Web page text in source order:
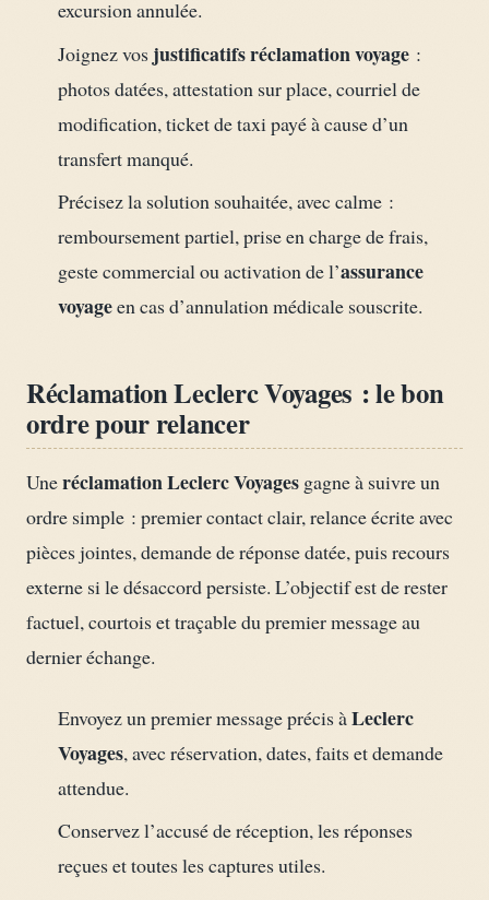
excursion annulée.
Joignez vos justificatifs réclamation voyage:
photos datées, attestation sur place, courriel de
modification, ticket de taxi payé à cause d’un
transfert manqué.
Précisez la solution souhaitée, avec calme :
remboursement partiel, prise en charge de frais,
geste commercial ou activation de l’assurance
voyageen cas d’annulation médicale souscrite.
Réclamation Leclerc Voyages : le bon
ordre pour relancer
Uneréclamation Leclerc Voyages gagne à suivre un
ordre simple : premier contact clair, relance écrite avec
pièces jointes, demande de réponse datée, puis recours
externe si le désaccord persiste. L’objectif est de rester
factuel, courtois et traçable du premier message au
dernier échange.
Envoyez un premier message précis àLeclerc
Voyages, avec réservation, dates, faits et demande
attendue.
Conservez l’accusé de réception, les réponses
reçues et toutes les captures utiles.